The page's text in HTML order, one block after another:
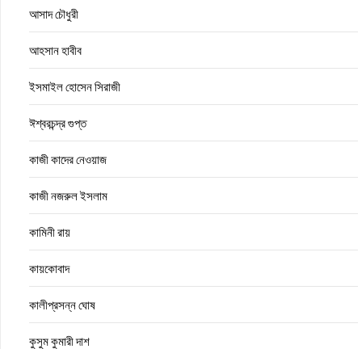
আসাদ চৌধুরী
আহসান হাবীব
ইসমাইল হোসেন সিরাজী
ঈশ্বরচন্দ্র গুপ্ত
কাজী কাদের নেওয়াজ
কাজী নজরুল ইসলাম
কামিনী রায়
কায়কোবাদ
কালীপ্রসন্ন ঘোষ
কুসুম কুমারী দাশ